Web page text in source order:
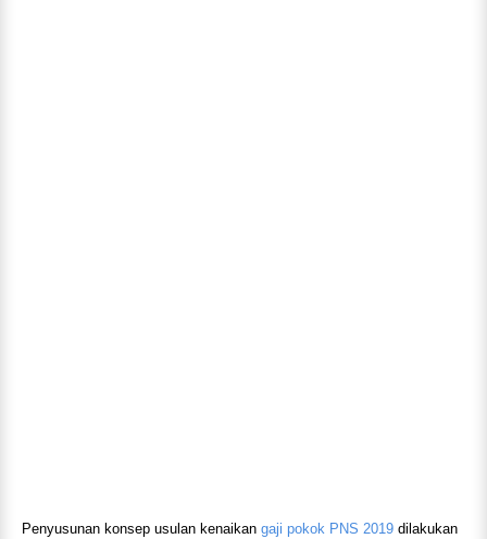
Penyusunan konsep usulan kenaikan gaji pokok PNS 2019 dilakukan